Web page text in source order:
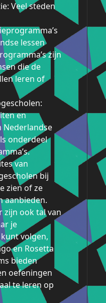
Veel steden
lessen
zijn
die de
leren of
en
Nederlandse
onderdeel
van
bij
zien of ze
aanbieden.
zijn ook tal van
je
volgen,
en Rosetta
bieden
oefeningen
te leren op